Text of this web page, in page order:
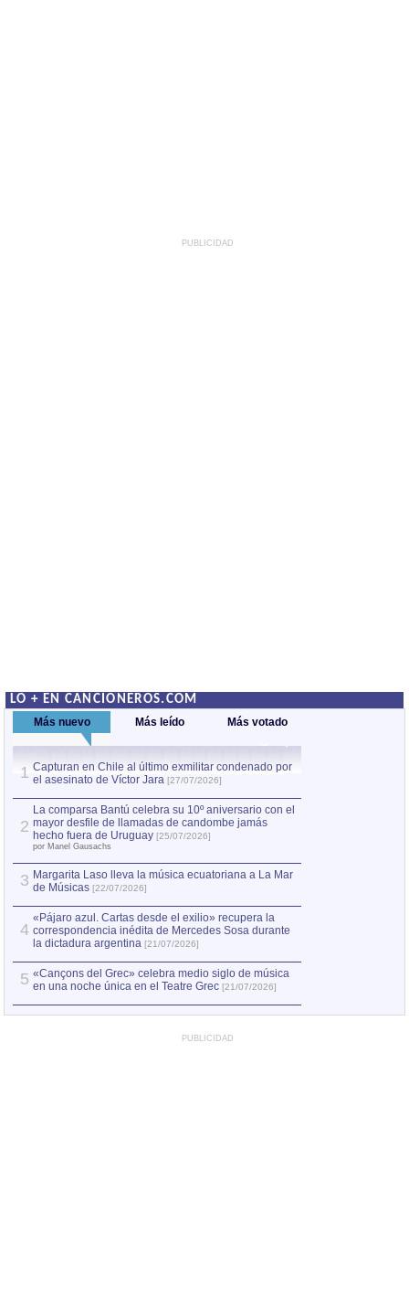
PUBLICIDAD
LO + EN CANCIONEROS.COM
Más nuevo Más leído Más votado
1 Capturan en Chile al último exmilitar condenado por
el asesinato de Víctor Jara [27/07/2026]
2
La comparsa Bantú celebra su 10º aniversario con el
mayor desfile de llamadas de candombe jamás
hecho fuera de Uruguay [25/07/2026]
por Manel Gausachs
3 Margarita Laso lleva la música ecuatoriana a La Mar
de Músicas [22/07/2026]
4
«Pájaro azul. Cartas desde el exilio» recupera la
correspondencia inédita de Mercedes Sosa durante
la dictadura argentina [21/07/2026]
5 «Cançons del Grec» celebra medio siglo de música
en una noche única en el Teatre Grec [21/07/2026]
PUBLICIDAD